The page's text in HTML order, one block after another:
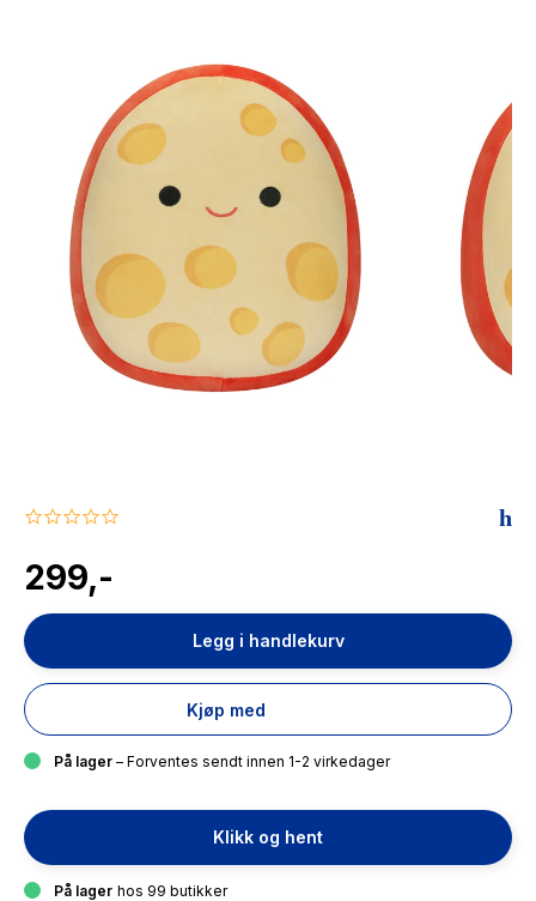
Hypopressiv trening
The Housemaid
0.0
rating
299,-
Legg i handlekurv
Kjøp med
På lager – Forventes sendt innen 1-2 virkedager
Klikk og hent
På lager hos 99 butikker